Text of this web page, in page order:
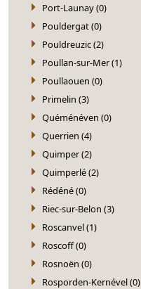
Port-Launay (0)
Pouldergat (0)
Pouldreuzic (2)
Poullan-sur-Mer (1)
Poullaouen (0)
Primelin (3)
Quéménéven (0)
Querrien (4)
Quimper (2)
Quimperlé (2)
Rédéné (0)
Riec-sur-Belon (3)
Roscanvel (1)
Roscoff (0)
Rosnoën (0)
Rosporden-Kernével (0)